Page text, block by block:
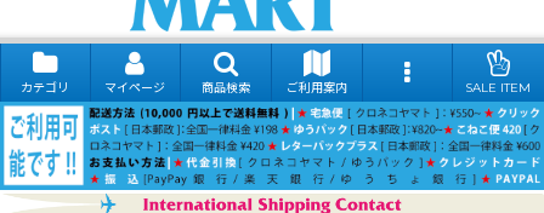
カテゴリ マイページ 商品検索 ご利用案内 SALE ITEM